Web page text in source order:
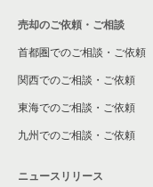
千葉県の和食の居抜き
千葉県の洋食の居抜
千葉県のその他の居
覧
千葉県の現賃料10万
覧
柏市の現賃料20万円
売却のご依頼・ご相談
首都圏でのご相談・ご依頼
関西でのご相談・ご依頼
東海でのご相談・ご依頼
九州でのご相談・ご依頼
ニュースリリース